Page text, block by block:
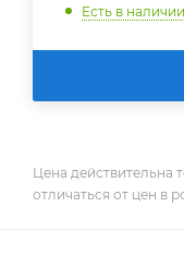
Есть в наличии
Цена действительна
отличаться от цен в